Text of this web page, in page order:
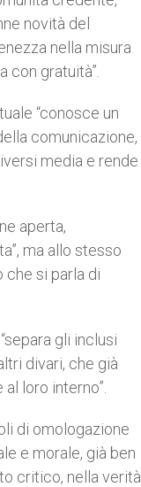
novità del
nella misura
con gratuità”.
“conosce un
comunicazione,
media e rende
aperta,
ma allo stesso
che si parla di
gli inclusi
divari, che già
loro interno”.
di omologazione
e morale, già ben
critico, nella verità